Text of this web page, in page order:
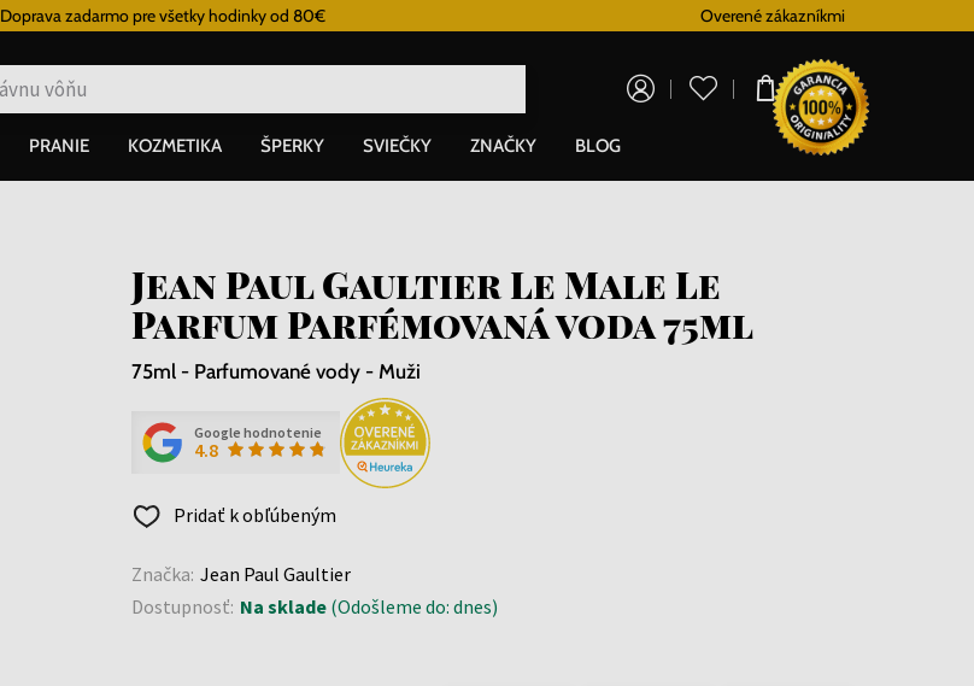
Doprava zadarmo pre všetky hodinky od 80€ Overené zákazníkmi
0,00 €
PRANIE KOZMETIKA ŠPERKY SVIEČKY ZNAČKY BLOG
Jean Paul Gaultier Le Male Le
Parfum Parfémovaná voda 75ml
75ml - Parfumované vody - Muži
Google hodnotenie
4.8
Pridať k obľúbeným
Značka: Jean Paul Gaultier
Dostupnosť: Na sklade(Odošleme do: dnes)